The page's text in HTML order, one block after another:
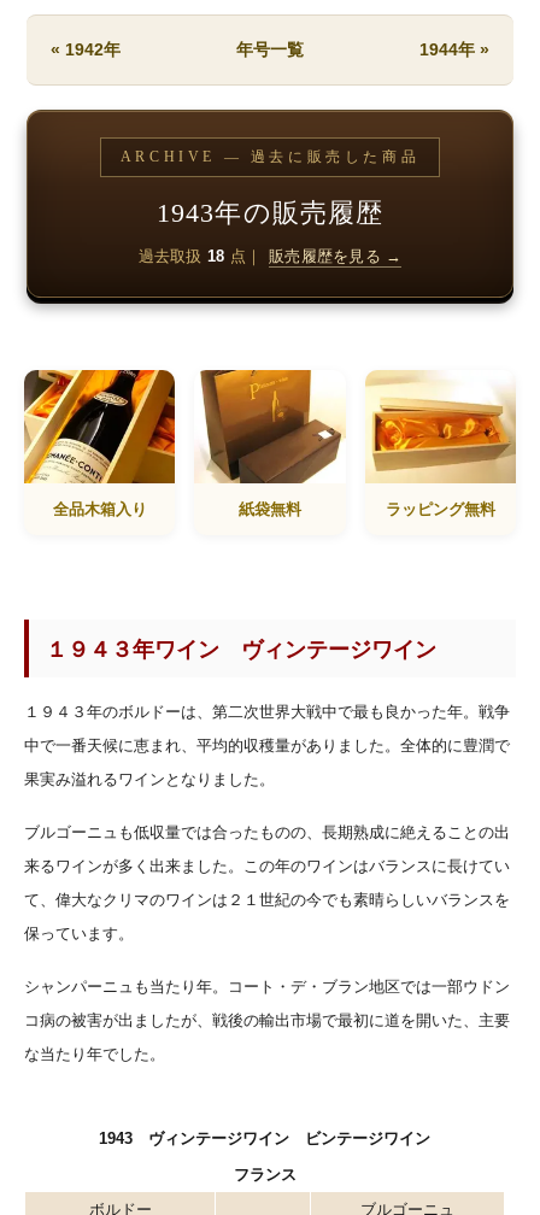
« 1942年 年号一覧 1944年 »
ARCHIVE — 過去に販売した商品
1943年の販売履歴
過去取扱 18 点｜ 販売履歴を見る →
全品木箱入り 紙袋無料 ラッピング無料
１９４３年ワイン ヴィンテージワイン
１９４３年のボルドーは、第二次世界大戦中で最も良かった年。戦争
中で一番天候に恵まれ、平均的収穫量がありました。全体的に豊潤で
果実み溢れるワインとなりました。
ブルゴーニュも低収量では合ったものの、長期熟成に絶えることの出
来るワインが多く出来ました。この年のワインはバランスに長けてい
て、偉大なクリマのワインは２１世紀の今でも素晴らしいバランスを
保っています。
シャンパーニュも当たり年。コート・デ・ブラン地区では一部ウドン
コ病の被害が出ましたが、戦後の輸出市場で最初に道を開いた、主要
な当たり年でした。
1943 ヴィンテージワイン ビンテージワイン
フランス
ボルドー
ブルゴーニュ